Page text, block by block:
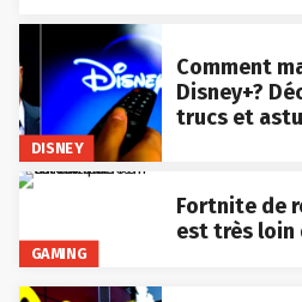
DISNEY
Comment
Disney+?
trucs et
GAMING
Fortnite de
est très loin